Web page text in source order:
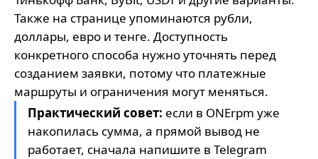
Также на странице упоминаются рубли,
доллары, евро и тенге. Доступность
конкретного способа нужно уточнять перед
созданием заявки, потому что платежные
маршруты и ограничения могут меняться.
Практический совет: если в ONErpm уже
накопилась сумма, а прямой вывод не
работает, сначала напишите вTelegram